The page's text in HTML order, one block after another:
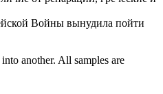
Войны вынудила пойти
another. All samples are